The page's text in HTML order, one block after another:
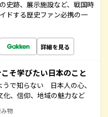
史跡、展示施設など、戦国時
ドする歴史ファン必携の一
詳細を見る
そ学びたい日本のこと
うで知らない 日本人の心、
化、信仰、地域の魅力など
物